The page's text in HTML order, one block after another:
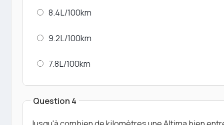
8.4L/100km
9.2L/100km
7.8L/100km
Question 4